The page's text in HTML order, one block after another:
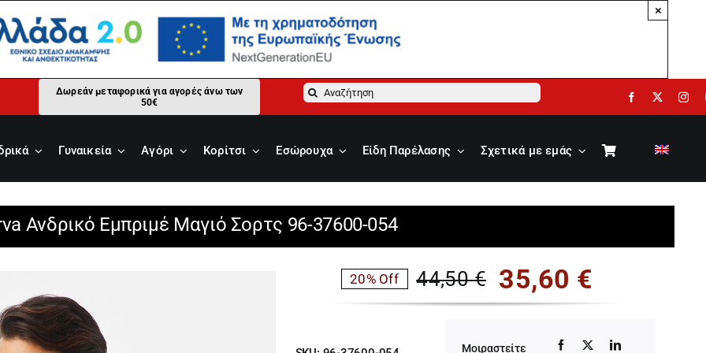
×
Δωρεάν μεταφορικά για αγορές άνω των
50€
Αναζήτηση
Γυναικεία Αγόρι Κορίτσι Εσώρουχα Είδη Παρέλασης Σχετικά με εμάς
Ανδρικό Εμπριμέ Μαγιό Σορτς 96-37600-054
44,50€
Original35,60 €
Η
20% Off
Μοιραστείτε